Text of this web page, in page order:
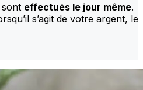
effectués le jour même.
s’agit de votre argent, le